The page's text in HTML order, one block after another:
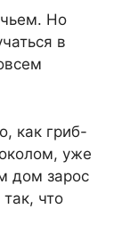
Но
в
как гриб-
уже
дом зарос
что